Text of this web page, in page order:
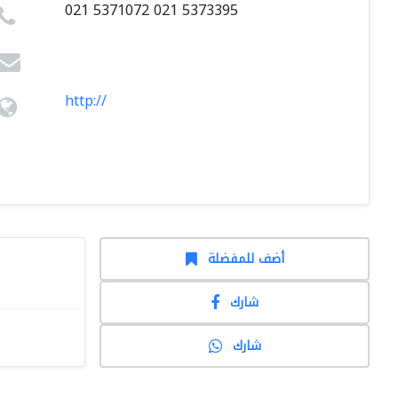
021 5371072 021 5373395
http://
أضف للمفضلة
شارك
شارك